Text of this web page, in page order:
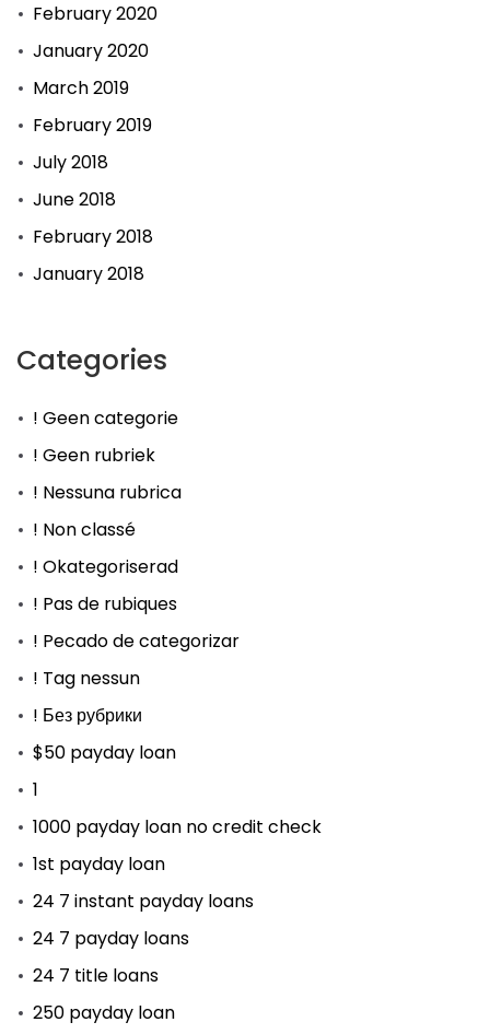
February 2020
January 2020
March 2019
February 2019
July 2018
June 2018
February 2018
January 2018
Categories
! Geen categorie
! Geen rubriek
! Nessuna rubrica
! Non classé
! Okategoriserad
! Pas de rubiques
! Pecado de categorizar
! Tag nessun
! Без рубрики
$50 payday loan
1
1000 payday loan no credit check
1st payday loan
24 7 instant payday loans
24 7 payday loans
24 7 title loans
250 payday loan